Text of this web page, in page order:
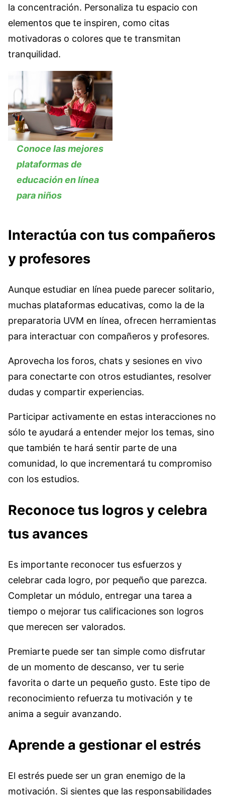
la concentración. Personaliza tu espacio con
elementos que te inspiren, como citas
motivadoras o colores que te transmitan
tranquilidad.
Conoce las mejores
plataformas de
educación en línea
para niños
Interactúa con tus compañeros
y profesores
Aunque estudiar en línea puede parecer solitario,
muchas plataformas educativas, como la de la
preparatoria UVM en línea, ofrecen herramientas
para interactuar con compañeros y profesores.
Aprovecha los foros, chats y sesiones en vivo
para conectarte con otros estudiantes, resolver
dudas y compartir experiencias.
Participar activamente en estas interacciones no
sólo te ayudará a entender mejor los temas, sino
que también te hará sentir parte de una
comunidad, lo que incrementará tu compromiso
con los estudios.
Reconoce tus logros y celebra
tus avances
Es importante reconocer tus esfuerzos y
celebrar cada logro, por pequeño que parezca.
Completar un módulo, entregar una tarea a
tiempo o mejorar tus calificaciones son logros
que merecen ser valorados.
Premiarte puede ser tan simple como disfrutar
de un momento de descanso, ver tu serie
favorita o darte un pequeño gusto. Este tipo de
reconocimiento refuerza tu motivación y te
anima a seguir avanzando.
Aprende a gestionar el estrés
El estrés puede ser un gran enemigo de la
motivación. Si sientes que las responsabilidades